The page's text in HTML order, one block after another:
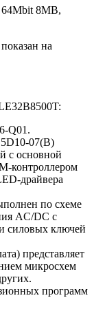
64Mbit 8MB,
на
Q01.
07(B)
с основной
контроллером
драйвера
по схеме
AC/DC c
силовых ключей
представляет
микросхем
программ